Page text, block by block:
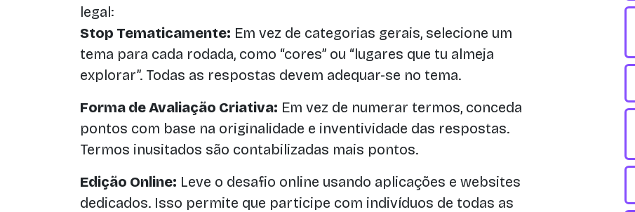
legal:
Stop Tematicamente: Em vez de categorias gerais, selecione um
tema para cada rodada, como “cores” ou “lugares que tu almeja
explorar”. Todas as respostas devem adequar-se no tema.
Forma de Avaliação Criativa: Em vez de numerar termos, conceda
pontos com base na originalidade e inventividade das respostas.
Termos inusitados são contabilizadas mais pontos.
Edição Online: Leve o desafio online usando aplicações e websites
dedicados. Isso permite que participe com indivíduos de todas as